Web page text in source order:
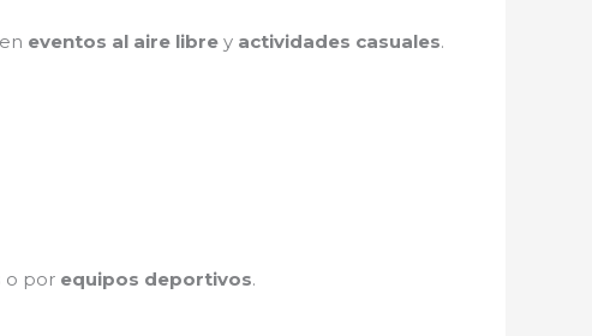
eventos al aire libre y actividades casuales.
o por equipos deportivos.